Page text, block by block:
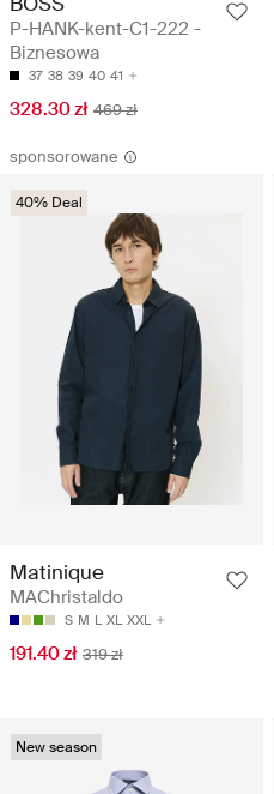
P-HANK-kent-C1-222 -
Biznesowa
37 38 39 40 41
328.30 zł 469 zł
sponsorowane
40% Deal
Matinique
MAChristaldo
S M L XL XXL
191.40 zł 319 zł
New season